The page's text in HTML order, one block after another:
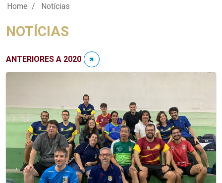
Home Notícias
NOTÍCIAS
ANTERIORES A 2020